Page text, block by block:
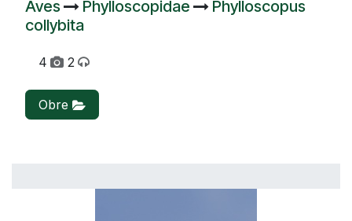
Aves Phylloscopidae
Phylloscopus
collybita
4 2
Obre